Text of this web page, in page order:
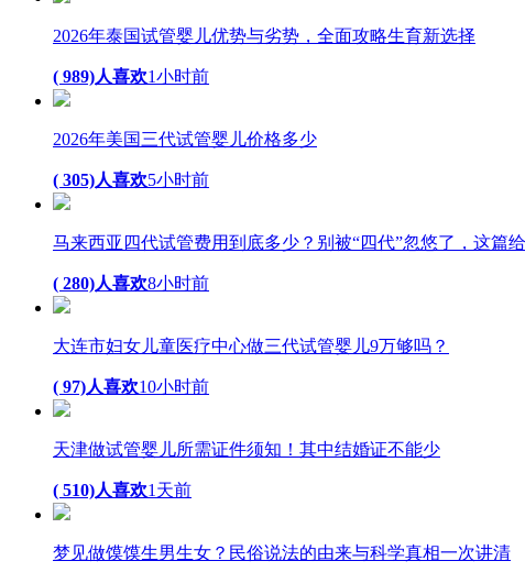
2026年泰国试管婴儿优势与劣势，全面攻略生育新选择
( 989)人喜欢1小时前
2026年美国三代试管婴儿价格多少
( 305)人喜欢5小时前
马来西亚四代试管费用到底多少？别被“四代”忽悠了，这篇
( 280)人喜欢8小时前
大连市妇女儿童医疗中心做三代试管婴儿9万够吗？
( 97)人喜欢10小时前
天津做试管婴儿所需证件须知！其中结婚证不能少
( 510)人喜欢1天前
梦见做馍馍生男生女？民俗说法的由来与科学真相一次讲清